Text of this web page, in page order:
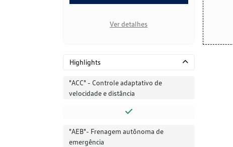
Ver detalhes
Highlights
"ACC" - Controle adaptativo de
velocidade e distância
"AEB"- Frenagem autônoma de
emergência